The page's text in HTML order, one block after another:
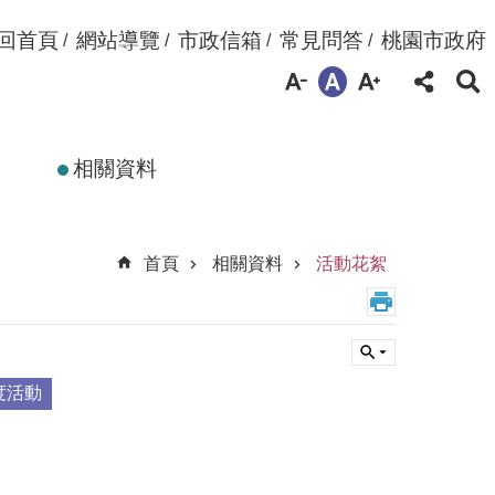
回首頁 網站導覽 市政信箱 常見問答 桃園市政府
相關資料
首頁
相關資料 活動花絮
活動